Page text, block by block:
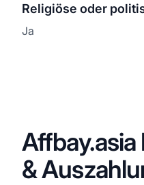
Religiöse oder
Ja
&